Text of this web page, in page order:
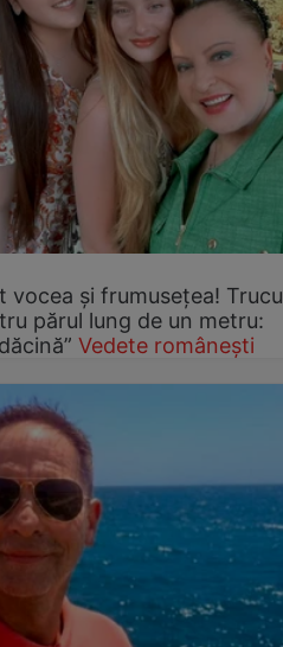
vocea și frumusețea!
părul lung de un metru:
Vedete românești